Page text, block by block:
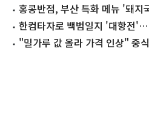
인 홍콩반점, 부산 특화 메뉴 '돼지
판매한컴타자로 백범일지 '대항전
캠페인 개최
"밀가루 값 올라 가격 인상" 중